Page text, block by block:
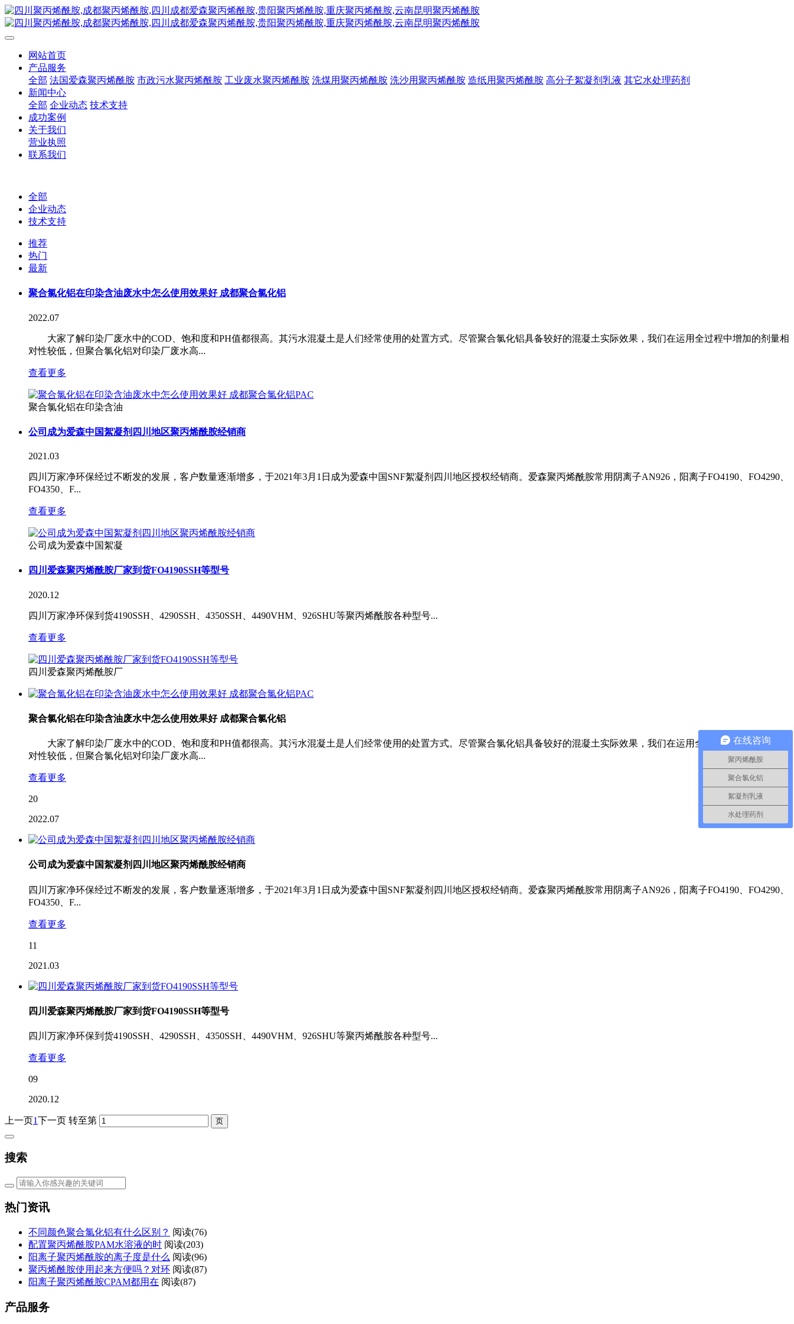
网站首页
产品服务
全部 法国爱森聚丙烯酰胺 市政污水聚丙烯酰胺 工业废水聚丙烯酰胺 洗煤用聚丙烯酰胺 洗沙用聚丙烯酰胺 造纸用聚丙烯酰胺 高分子絮凝剂乳液 其它水处理药剂
新闻中心
全部 企业动态 技术支持
成功案例
关于我们
营业执照
联系我们
全部
企业动态
技术支持
推荐
热门
最新
聚合氯化铝在印染含油废水中怎么使用效果好 成都聚合氯化铝
2022.07
大家了解印染厂废水中的COD、饱和度和PH值都很高。其污水混凝土是人们经常使用的处置方式。尽管聚合氯化铝具备较好的混凝土实际效果，我们在运用全过程中增加的剂量相
对性较低，但聚合氯化铝对印染厂废水高...
查看更多
聚合氯化铝在印染含油
公司成为爱森中国絮凝剂四川地区聚丙烯酰胺经销商
2021.03
四川万家净环保经过不断发的发展，客户数量逐渐增多，于2021年3月1日成为爱森中国SNF絮凝剂四川地区授权经销商。爱森聚丙烯酰胺常用阴离子AN926，阳离子FO4190、FO4290、
FO4350、F...
查看更多
公司成为爱森中国絮凝
四川爱森聚丙烯酰胺厂家到货FO4190SSH等型号
2020.12
四川万家净环保到货4190SSH、4290SSH、4350SSH、4490VHM、926SHU等聚丙烯酰胺各种型号...
查看更多
四川爱森聚丙烯酰胺厂
聚合氯化铝在印染含油废水中怎么使用效果好 成都聚合氯化铝
大家了解印染厂废水中的COD、饱和度和PH值都很高。其污水混凝土是人们经常使用的处置方式。尽管聚合氯化铝具备较好的混凝土实际效果，我们在运用全过程中增加的剂量相
对性较低，但聚合氯化铝对印染厂废水高...
查看更多
20
2022.07
公司成为爱森中国絮凝剂四川地区聚丙烯酰胺经销商
四川万家净环保经过不断发的发展，客户数量逐渐增多，于2021年3月1日成为爱森中国SNF絮凝剂四川地区授权经销商。爱森聚丙烯酰胺常用阴离子AN926，阳离子FO4190、FO4290、
FO4350、F...
查看更多
11
2021.03
四川爱森聚丙烯酰胺厂家到货FO4190SSH等型号
四川万家净环保到货4190SSH、4290SSH、4350SSH、4490VHM、926SHU等聚丙烯酰胺各种型号...
查看更多
09
2020.12
上一页1下一页 转至第
搜索
热门资讯
不同颜色聚合氯化铝有什么区别？ 阅读(76)
配置聚丙烯酰胺PAM水溶液的时 阅读(203)
阳离子聚丙烯酰胺的离子度是什么 阅读(96)
聚丙烯酰胺使用起来方便吗？对环 阅读(87)
阳离子聚丙烯酰胺CPAM都用在 阅读(87)
产品服务
在线咨询
聚丙烯酰胺
聚合氯化铝
絮凝剂乳液
水处理药剂